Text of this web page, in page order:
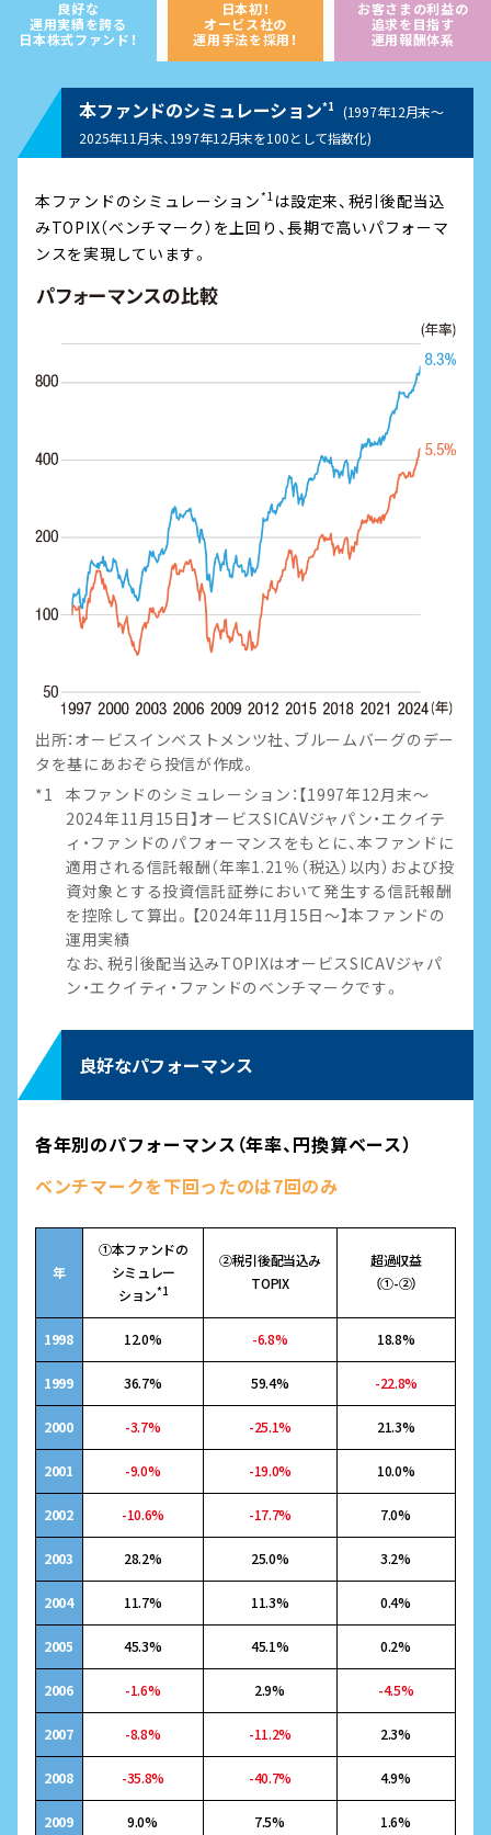
良好な
運用実績を誇る
日本株式ファンド！
日本初！
オービス社の
運用手法を採用！
お客さまの利益の
追求を目指す
運用報酬体系
本ファンドのシミュレーション*1
(1997年12月末～
2025年11月末、1997年12月末を100として指数化)
本ファンドのシミュレーション*1 は設定来、税引後配当込
みTOPIX（ベンチマーク）を上回り、長期で高いパフォーマ
ンスを実現しています。
出所：オービスインベストメンツ社、ブルームバーグのデー
タを基にあおぞら投信が作成。
本ファンドのシミュレーション：【1997年12月末～
2024年11月15日】オービスSICAVジャパン・エクイテ
ィ・ファンドのパフォーマンスをもとに、本ファンドに
適用される信託報酬（年率1.21％（税込）以内）および投
資対象とする投資信託証券において発生する信託報酬
を控除して算出。【2024年11月15日～】本ファンドの
運用実績
なお、税引後配当込みTOPIXはオービスSICAVジャパ
ン・エクイティ・ファンドのベンチマークです。
良好なパフォーマンス
各年別のパフォーマンス（年率、円換算ベース）
ベンチマークを下回ったのは7回のみ
年
1998
1999
2000
2001
2002
2003
2004
2005
2006
2007
2008
2009
①本ファンドの
シミュレー
ション*1
12.0%
36.7%
-3.7%
-9.0%
-10.6%
28.2%
11.7%
45.3%
-1.6%
-8.8%
-35.8%
9.0%
②税引後配当込み
TOPIX
-6.8%
59.4%
-25.1%
-19.0%
-17.7%
25.0%
11.3%
45.1%
2.9%
-11.2%
-40.7%
7.5%
超過収益
（①-②）
18.8%
-22.8%
21.3%
10.0%
7.0%
3.2%
0.4%
0.2%
-4.5%
2.3%
4.9%
1.6%